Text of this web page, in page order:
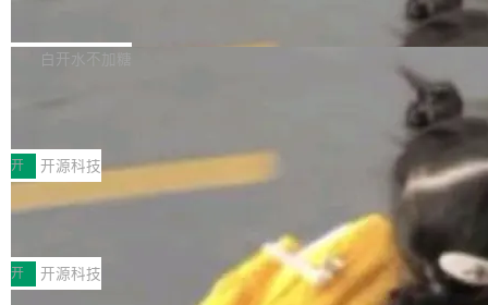
个主 agent 循环，外加一组后台 agent。这些后
库，并将作为transport接入Mooncake TENT。
MPComm将作为一种传输引擎接入Mooncake T
ENT，实现零拷贝传输性能提升30%、非零拷贝
传输性能最高提升5倍。UCL-MPComm底层基
于自研UCL-Engine通信引擎，后续腾讯网平将
持续开源更多基于UCL-Engine的高性能通信组
件。 腾讯网平团队在UCL-MPComm中实现了一
白开水不加糖
型案例入选名单》，深信服“面向企业研发场景的
开源 AI 编程平台 CoStrict 应用”凭借卓越的技术
创新与落地成效成功入选。 全链路私有化部署，
助力企业AI研发安全落地 当前，越来越多企业已
经开始引入 AI Coding 工具，通过调用公有云模
型或企业内部部署模型提升研发效率。但随着 AI
开 开源科技
深信服AI算力网关入选工信部人工智能
前不久，工业和信息化部正式发布《2025年人工
智能应用典型案例名单》，集中展示人工智能在
各领域的应用成果，覆盖技术底座、行业赋能、
开 开源科技